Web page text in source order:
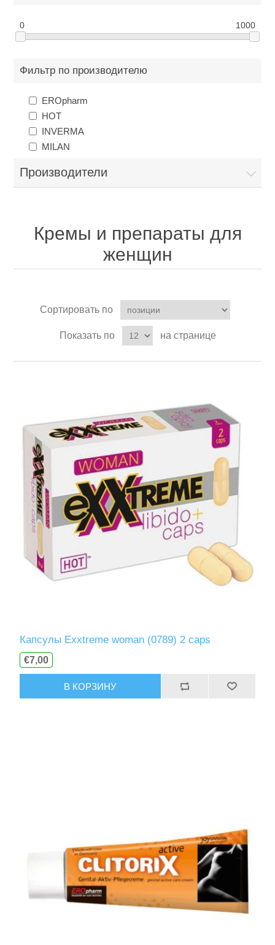
0 1000
Фильтр по производителю
EROpharm
HOT
INVERMA
MILAN
Производители
Кремы и препараты для
женщин
Сортировать по
Показать по на странице
Капсулы Exxtreme woman (0789) 2 caps
€7,00
В КОРЗИНУ